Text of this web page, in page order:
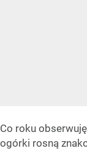
Co roku
ogórki rosną